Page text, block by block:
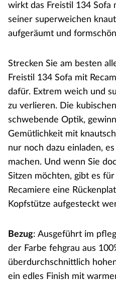
wirkt das Freistil 134 Sofa
seiner superweichen
aufgeräumt und
Strecken Sie am besten
Freistil 134 Sofa mit
dafür. Extrem weich und
zu verlieren. Die
schwebende Optik,
Gemütlichkeit mit
nur noch dazu einladen,
machen. Und wenn Sie
Sitzen möchten, gibt es
Recamiere eine
Kopfstütze aufgesteckt
Bezug: Ausgeführt im
der Farbe fehgrau aus
überdurchschnittlich
ein edles Finish mit